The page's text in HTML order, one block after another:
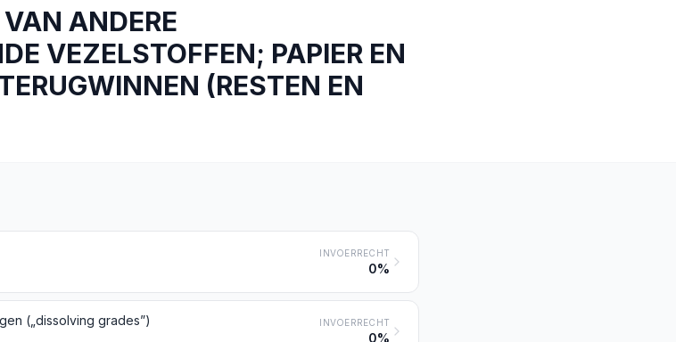
ANDERE
VEZELSTOFFEN; PAPIER EN
(RESTEN EN
INVOERRECHT
0%
(„dissolving grades”) INVOERRECHT
0%